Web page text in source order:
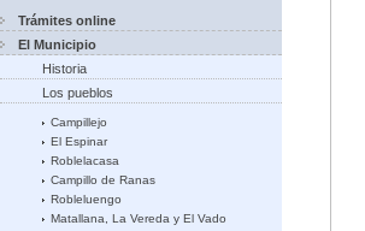
Trámites online
El Municipio
Historia
Los pueblos
Campillejo
El Espinar
Roblelacasa
Campillo de Ranas
Robleluengo
Matallana, La Vereda y El Vado